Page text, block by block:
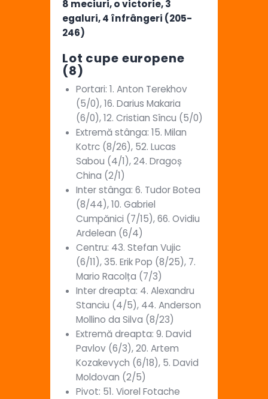
8 meciuri, o victorie, 3
egaluri, 4 înfrângeri (205-
246)
Lot cupe europene
(8)
Portari: 1. Anton Terekhov
(5/0), 16. Darius Makaria
(6/0), 12. Cristian Sîncu (5/0)
Extremă stânga: 15. Milan
Kotrc (8/26), 52. Lucas
Sabou (4/1), 24. Dragoș
China (2/1)
Inter stânga: 6. Tudor Botea
(8/44), 10. Gabriel
Cumpănici (7/15), 66. Ovidiu
Ardelean (6/4)
Centru: 43. Stefan Vujic
(6/11), 35. Erik Pop (8/25), 7.
Mario Racolța (7/3)
Inter dreapta: 4. Alexandru
Stanciu (4/5), 44. Anderson
Mollino da Silva (8/23)
Extremă dreapta: 9. David
Pavlov (6/3), 20. Artem
Kozakevych (6/18), 5. David
Moldovan (2/5)
Pivot: 51. Viorel Fotache